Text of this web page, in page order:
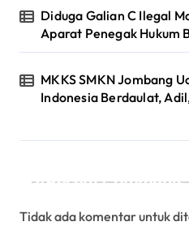
Diduga Galian C Ilegal
Aparat Penegak Hukum
MKKS SMKN Jombang
Indonesia Berdaulat,
Recent Comments
Tidak ada komentar untuk